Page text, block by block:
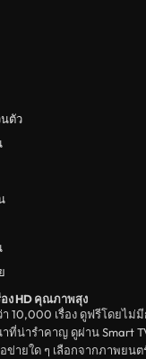
Korea
erotic
ตัว
ง HD คุณภาพสุง
10,000 เรื่อง ดูฟรีโดยไม่มี
น่ารำคาญ ดูผ่าน Smart
ข่ายใด ๆ เลือกจากภาพยน